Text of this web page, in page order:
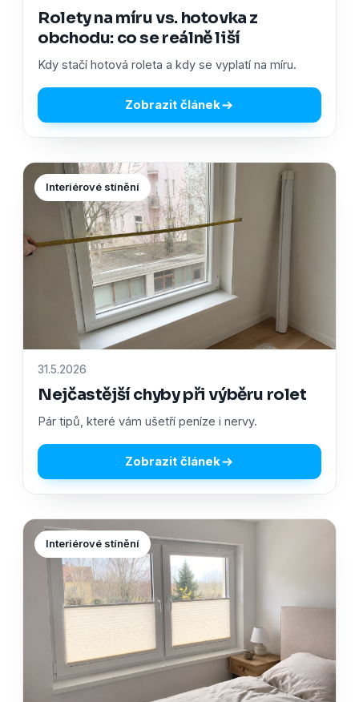
Rolety na míru vs. hotovka z
obchodu: co se reálně liší
Kdy stačí hotová roleta a kdy se vyplatí na míru.
Zobrazit článek
Interiérové stínění
31.5.2026
Nejčastější chyby při výběru rolet
Pár tipů, které vám ušetří peníze i nervy.
Zobrazit článek
Interiérové stínění